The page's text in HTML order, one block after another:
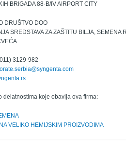
BRIGADA 88-B/IV AIRPORT CITY
DRUŠTVO DOO
SREDSTAVA ZA ZAŠTITU BILJA, SEMENA
3129-982
delatnostima koje obavlja ova firma:
VELIKO HEMIJSKIM PROIZVODIMA